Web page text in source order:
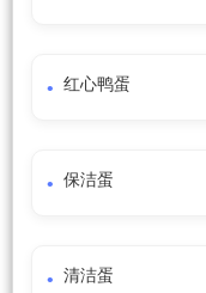
红心鸭蛋
保洁蛋
清洁蛋